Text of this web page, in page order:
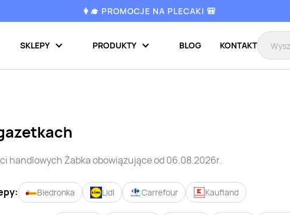
👩‍🎓 PROMOCJE NA PLECAKI 🎒
SKLEPY PRODUKTY BLOG KONTAKT
handlowych Żabkaobowiązujące od 06.08.2026r.
Biedronka Lidl Carrefour Kaufland